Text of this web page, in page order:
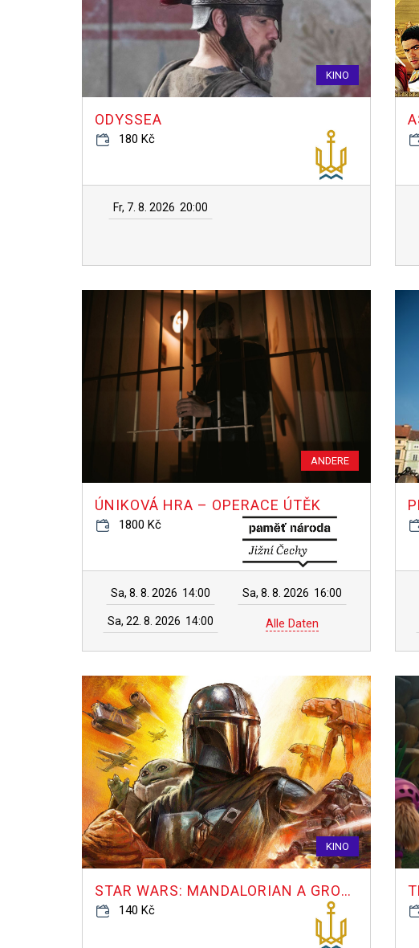
KINO
ODYSSEA
180 Kč
Fr, 7. 8. 2026 20:00
ANDERE
ÚNIKOVÁ HRA – OPERACE ÚTĚK
1800 Kč
Sa, 8. 8. 2026 14:00 Sa, 8. 8. 2026 16:00
Sa, 22. 8. 2026 14:00 Alle Daten
KINO
STAR WARS: MANDALORIAN A GROGU
140 Kč